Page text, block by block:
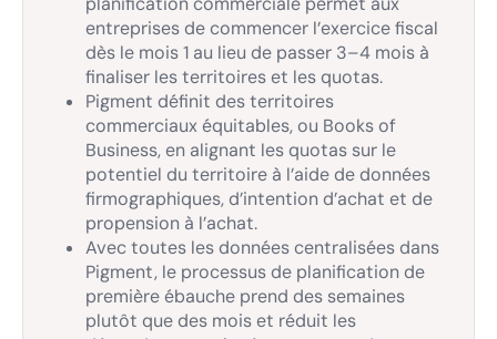
entreprises de commencer l’exercice fiscal
dès le mois 1 au lieu de passer 3–4 mois à
finaliser les territoires et les quotas.
Pigment définit des territoires
commerciaux équitables, ou Books of
Business, en alignant les quotas sur le
potentiel du territoire à l’aide de données
firmographiques, d’intention d’achat et de
propension à l’achat.
Avec toutes les données centralisées dans
Pigment, le processus de planification de
première ébauche prend des semaines
plutôt que des mois et réduit les